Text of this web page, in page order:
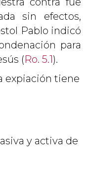
sin efectos,
Pablo indicó
para
(Ro. 5.1).
expiación tiene
y activa de